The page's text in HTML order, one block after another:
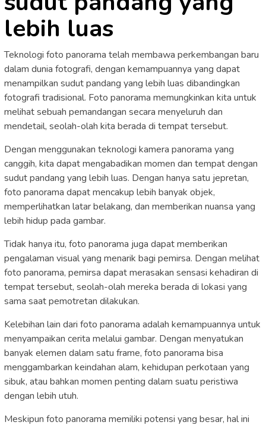
lebih luas
Teknologi foto panorama telah membawa perkembangan baru
dalam dunia fotografi, dengan kemampuannya yang dapat
menampilkan sudut pandang yang lebih luas dibandingkan
fotografi tradisional. Foto panorama memungkinkan kita untuk
melihat sebuah pemandangan secara menyeluruh dan
mendetail, seolah-olah kita berada di tempat tersebut.
Dengan menggunakan teknologi kamera panorama yang
canggih, kita dapat mengabadikan momen dan tempat dengan
sudut pandang yang lebih luas. Dengan hanya satu jepretan,
foto panorama dapat mencakup lebih banyak objek,
memperlihatkan latar belakang, dan memberikan nuansa yang
lebih hidup pada gambar.
Tidak hanya itu, foto panorama juga dapat memberikan
pengalaman visual yang menarik bagi pemirsa. Dengan melihat
foto panorama, pemirsa dapat merasakan sensasi kehadiran di
tempat tersebut, seolah-olah mereka berada di lokasi yang
sama saat pemotretan dilakukan.
Kelebihan lain dari foto panorama adalah kemampuannya untuk
menyampaikan cerita melalui gambar. Dengan menyatukan
banyak elemen dalam satu frame, foto panorama bisa
menggambarkan keindahan alam, kehidupan perkotaan yang
sibuk, atau bahkan momen penting dalam suatu peristiwa
dengan lebih utuh.
Meskipun foto panorama memiliki potensi yang besar, hal ini